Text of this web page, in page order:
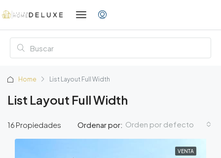
Home List Layout Full Width
List Layout Full Width
16 Propiedades Ordenar por: Orden por defecto
VENTA